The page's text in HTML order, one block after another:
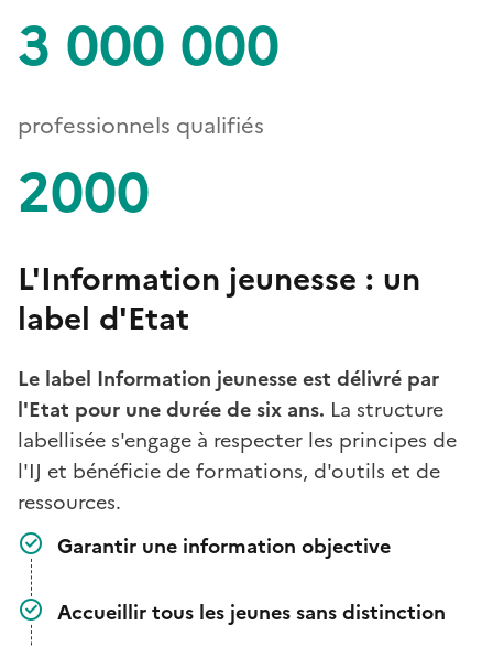
3 000 000
professionnels qualifiés
2000
L'Information jeunesse : un
label d'Etat
Le label Information jeunesse est délivré par
l'Etat pour une durée de six ans. La structure
labellisée s'engage à respecter les principes de
l'IJ et bénéficie de formations, d'outils et de
ressources.
Garantir une information objective
Accueillir tous les jeunes sans distinction